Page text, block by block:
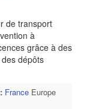
de transport
à
grâce à des
dépôts
France Europe